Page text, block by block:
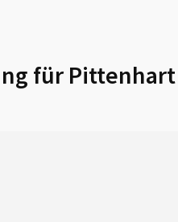
für Pittenhart